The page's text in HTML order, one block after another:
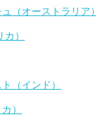
（オーストラリア）
）
（インド）
）